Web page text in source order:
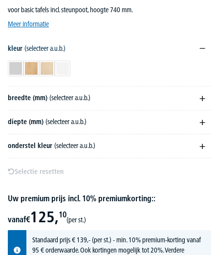
voor basic tafels incl. steunpoot, hoogte 740 mm.
Meer informatie
kleur (selecteer a.u.b.)
breedte (mm) (selecteer a.u.b.)
diepte (mm) (selecteer a.u.b.)
onderstel kleur (selecteer a.u.b.)
Selectie resetten
Uw premium prijs incl. 10% premiumkorting::
vanaf€125,10
(per st.)
Standaard prijs€ 139,-(per st.) - min. 10% premium-korting vanaf
95 € orderwaarde. Ook kortingen mogelijk tot 20%.Verdere